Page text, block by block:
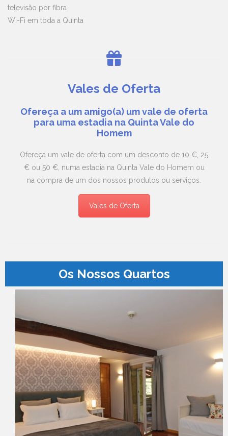
televisão por fibra
Wi-Fi em toda a Quinta
Vales de Oferta
Ofereça a um amigo(a) um vale de oferta
para uma estadia na Quinta Vale do
Homem
Ofereça um vale de oferta com um desconto de 10 €, 25
€ ou 50 €, numa estadia na Quinta Vale do Homem ou
na compra de um dos nossos produtos ou serviços.
Vales de Oferta
Os Nossos Quartos